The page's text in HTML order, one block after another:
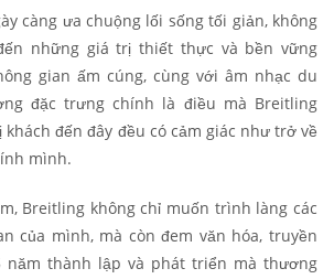
càng ưa chuộng lối sống tối giản, không
những giá trị thiết thực và bền vững
gian ấm cúng, cùng với âm nhạc du
đặc trưng chính là điều mà Breitling
đến đây đều có cảm giác như trở về
mình.
Breitling không chỉ muốn trình làng các
của mình, mà còn đem văn hóa, truyền
năm thành lập và phát triển mà thương